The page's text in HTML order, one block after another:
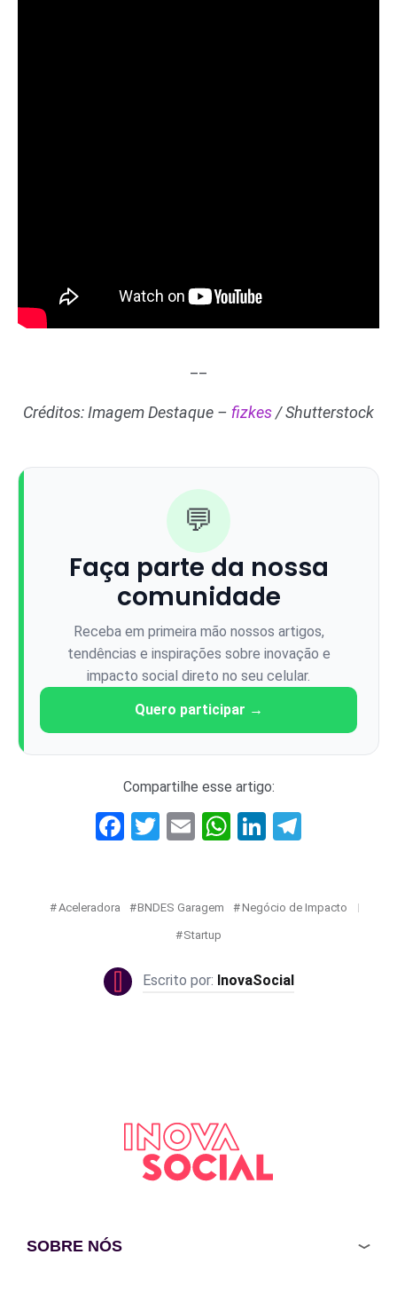
Créditos: Imagem Destaque – fizkes/ Shutterstock
💬
Faça parte da nossa
comunidade
Receba em primeira mão nossos artigos,
tendências e inspirações sobre inovação e
impacto social direto no seu celular.
Quero participar →
Compartilhe esse artigo:
Facebook
Twitter
EmailWhatsApp
LinkedIn
Aceleradora BNDES Garagem Negócio de Impacto
Startup
InovaSocial
SOBRE NÓS